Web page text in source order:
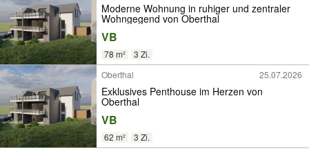
Moderne Wohnung in ruhiger und zentraler
Wohngegend von Oberthal
VB
78 m²
3 Zi.
Oberthal
25.07.2026
Exklusives Penthouse im Herzen von
Oberthal
VB
62 m² 3 Zi.